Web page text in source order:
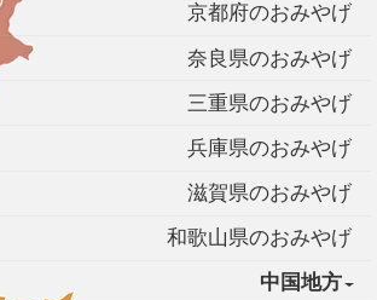
京都府のおみやげ
奈良県のおみやげ
三重県のおみやげ
兵庫県のおみやげ
滋賀県のおみやげ
和歌山県のおみやげ
中国地方